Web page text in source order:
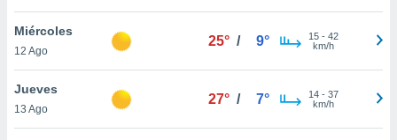
cookies
aceptar
Miércoles
12 Ago
25° / 9° 15- 42
km/h
Jueves
13 Ago
27° / 7° 14- 37
km/h